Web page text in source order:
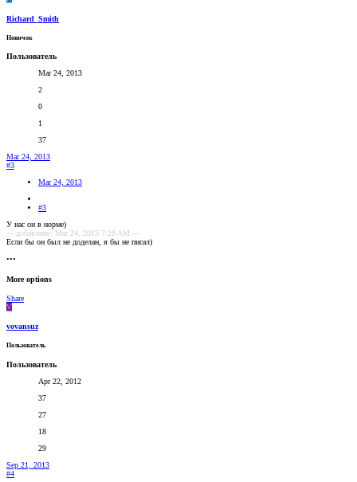
Richard_Smith
Новичок
Пользователь
Mar 24, 2013
2
0
1
37
Mar 24, 2013
#3
Mar 24, 2013
#3
У нас он в норме)
--- добавлено: Mar 24, 2013 7:28 AM ---
Если бы он был не доделан, я бы не писал)
•••
More options
Share
V
vovansuz
Пользователь
Пользователь
Apr 22, 2012
37
27
18
29
Sep 21, 2013
#4